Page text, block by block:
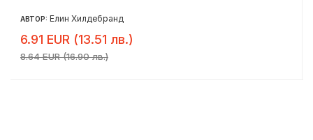
АВТОР: Елин Хилдебранд
6.91 EUR (13.51 лв.)
8.64 EUR (16.90 лв.)